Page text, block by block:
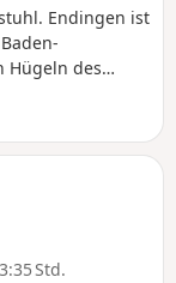
Endingen ist
Hügeln des
und
Ausblicke auf
3:35 Std.